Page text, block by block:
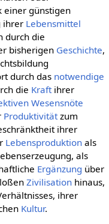
einer günstigen
ihrer Lebensmittel
durch die
bisherigen Geschichte,
durch das notwendige
die Kraftihrer
Wesensnöte
Produktivitätzum
ihrer
Lebensproduktionals
als
Ergänzung über
Zivilisationhinaus,
ihrer
Kultur.